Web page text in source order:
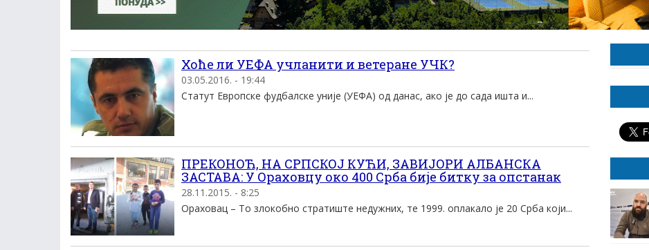
Хоће ли УЕФА учланити и ветеране УЧК?
03.05.2016. - 19:44
Статут Европске фудбалске уније (УЕФА) од данас, ако је до сада ишта и...
ПРЕКОНОЋ, НА СРПСКОЈ КУЋИ, ЗАВИЈОРИ АЛБАНСКА
ЗАСТАВА: У Ораховцу око 400 Срба бије битку за опстанак
28.11.2015. - 8:25
Ораховац – То злокобно стратиште недужних, те 1999. оплакало је 20 Срба који...